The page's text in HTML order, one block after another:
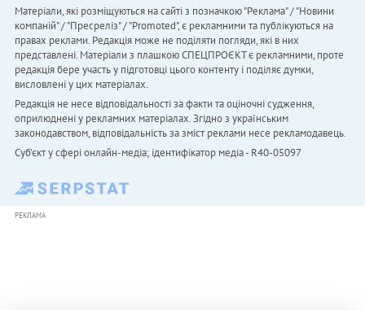
Матеріали, які розміщуються на сайті з позначкою "Реклама" / "Новини
компаній" / "Пресреліз" / "Promoted", є рекламними та публікуються на
правах реклами. Редакція може не поділяти погляди, які в них
представлені. Матеріали з плашкою СПЕЦПРОЄКТ є рекламними, проте
редакція бере участь у підготовці цього контенту і поділяє думки,
висловлені у цих матеріалах.
Редакція не несе відповідальності за факти та оціночні судження,
оприлюднені у рекламних матеріалах. Згідно з українським
законодавством, відповідальність за зміст реклами несе рекламодавець.
Cуб'єкт у сфері онлайн-медіа; ідентифікатор медіа - R40-05097
РЕКЛАМА